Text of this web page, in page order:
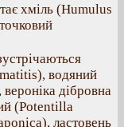
хміль (Humulus
водяний
дібровна
(Potentilla
ластовень